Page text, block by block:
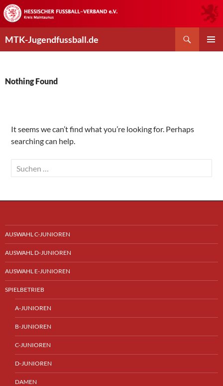
Skip
to
content
MTK-Jugendfussball.de
Nothing Found
It seems we can’t find what you’re looking for. Perhaps
searching can help.
Suchen
nach:
AUSWAHL C-JUNIOREN
AUSWAHL D-JUNIOREN
AUSWAHL E-JUNIOREN
SPIELBETRIEB
A-JUNIOREN
B-JUNIOREN
C-JUNIOREN
D-JUNIOREN
DAMEN